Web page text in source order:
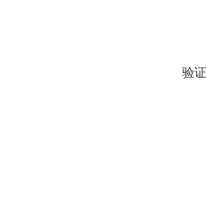
验